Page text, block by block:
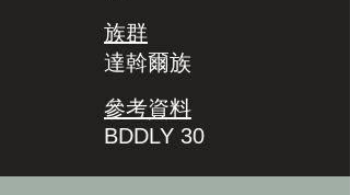
族群
達斡爾族
參考資料
BDDLY 30